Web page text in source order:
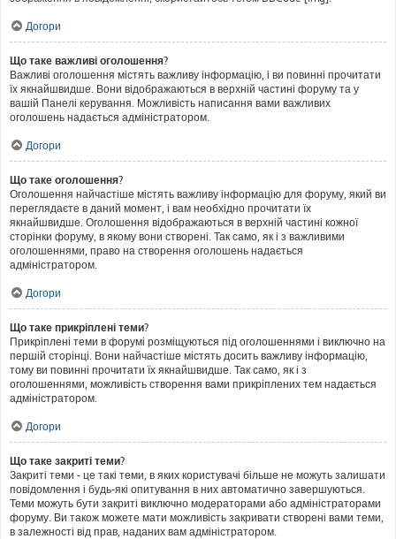
Догори
Що таке важливі оголошення?
Важливі оголошення містять важливу інформацію, і ви повинні прочитати
їх якнайшвидше. Вони відображаються в верхній частині форуму та у
вашій Панелі керування. Можливість написання вами важливих
оголошень надається адміністратором.
Догори
Що таке оголошення?
Оголошення найчастіше містять важливу інформацію для форуму, який ви
переглядаєте в даний момент, і вам необхідно прочитати їх
якнайшвидше. Оголошення відображаються в верхній частині кожної
сторінки форуму, в якому вони створені. Так само, як і з важливими
оголошеннями, право на створення оголошень надається
адміністратором.
Догори
Що таке прикріплені теми?
Прикріплені теми в форумі розміщуються під оголошеннями і виключно на
першій сторінці. Вони найчастіше містять досить важливу інформацію,
тому ви повинні прочитати їх якнайшвидше. Так само, як і з
оголошеннями, можливість створення вами прикріплених тем надається
адміністратором.
Догори
Що таке закриті теми?
Закриті теми - це такі теми, в яких користувачі більше не можуть залишати
повідомлення і будь-які опитування в них автоматично завершуються.
Теми можуть бути закриті виключно модераторами або адміністраторами
форуму. Ви також можете мати можливість закривати створені вами теми,
в залежності від прав, наданих вам адміністратором.